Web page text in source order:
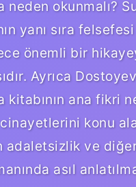
neden okunmalı?
yanı sıra
önemli bir
Ayrıca
kitabının ana fikri
konu
adaletsizlik ve
asıl